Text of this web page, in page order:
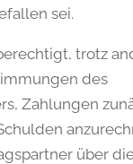
sei.
trotz
des
Zahlungen
über